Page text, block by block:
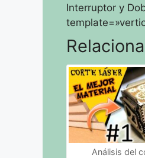
Interruptor y
Análisis del